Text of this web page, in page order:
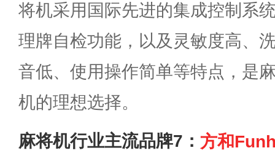
将机采用国际先进的集成控制系
理牌自检功能，以及灵敏度高、
音低、使用操作简单等特点，是
机的理想选择。
麻将机行业主流品牌7： 方和